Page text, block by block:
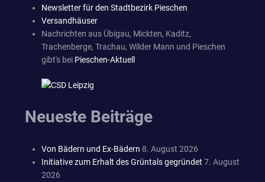
Newsletter für den Stadtbezirk Pieschen
Versandhäuser
Nachrichten aus Übigau, Mickten, Kaditz,
Trachenberge, Trachau, Wilder Mann und Pieschen
gibt's bei Pieschen-Aktuell
Neueste Beiträge
Von Bädern und Ex-Bädern 8. August 2026
Initiative zum Erhalt des Grüntals gegründet 7. August
2026